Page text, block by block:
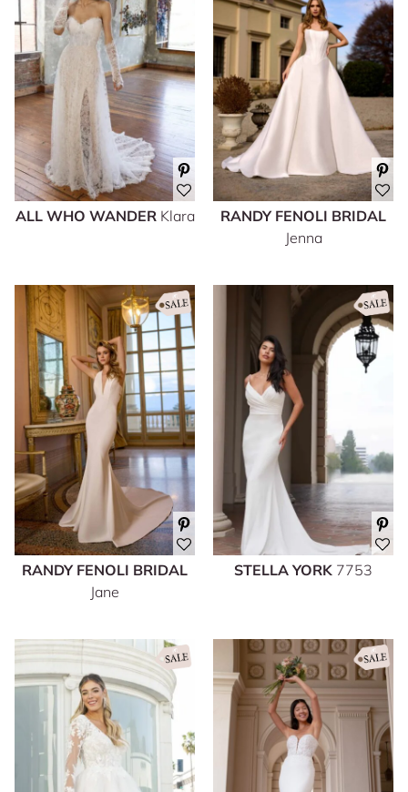
ALL WHO WANDER Klara
RANDY FENOLI BRIDAL
Jenna
RANDY FENOLI BRIDAL
Jane
STELLA YORK 7753